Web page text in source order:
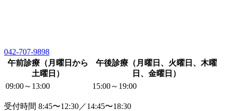
042-707-9898
午前診療（月曜日から
土曜日）
午後診療（月曜日、火曜日、木曜
日、金曜日）
09:00～13:00
15:00～19:00
受付時間 8:45〜12:30／14:45〜18:30